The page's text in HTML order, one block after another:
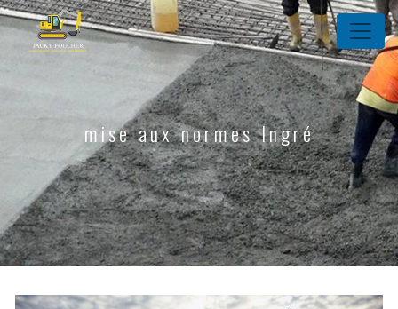
Panneau de gestion des cookies
mise aux normes Ingré